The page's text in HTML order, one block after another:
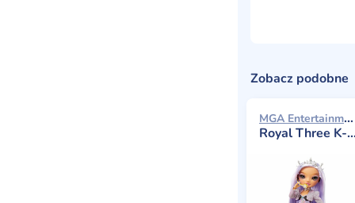
Zobacz podobne
MGA Entertainment Rainbow High 2023
Royal Three K-pop – Tiara Song (Purple Lilac)